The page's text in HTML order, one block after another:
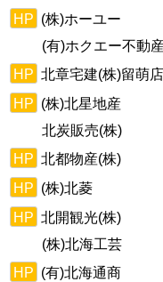
HP (株)ホーユー
(有)ホクエー不動
HP 北章宅建(株)留萌店
HP (株)北星地産
北炭販売(株)
HP 北都物産(株)
HP (株)北菱
HP 北開観光(株)
(株)北海工芸
HP (有)北海通商